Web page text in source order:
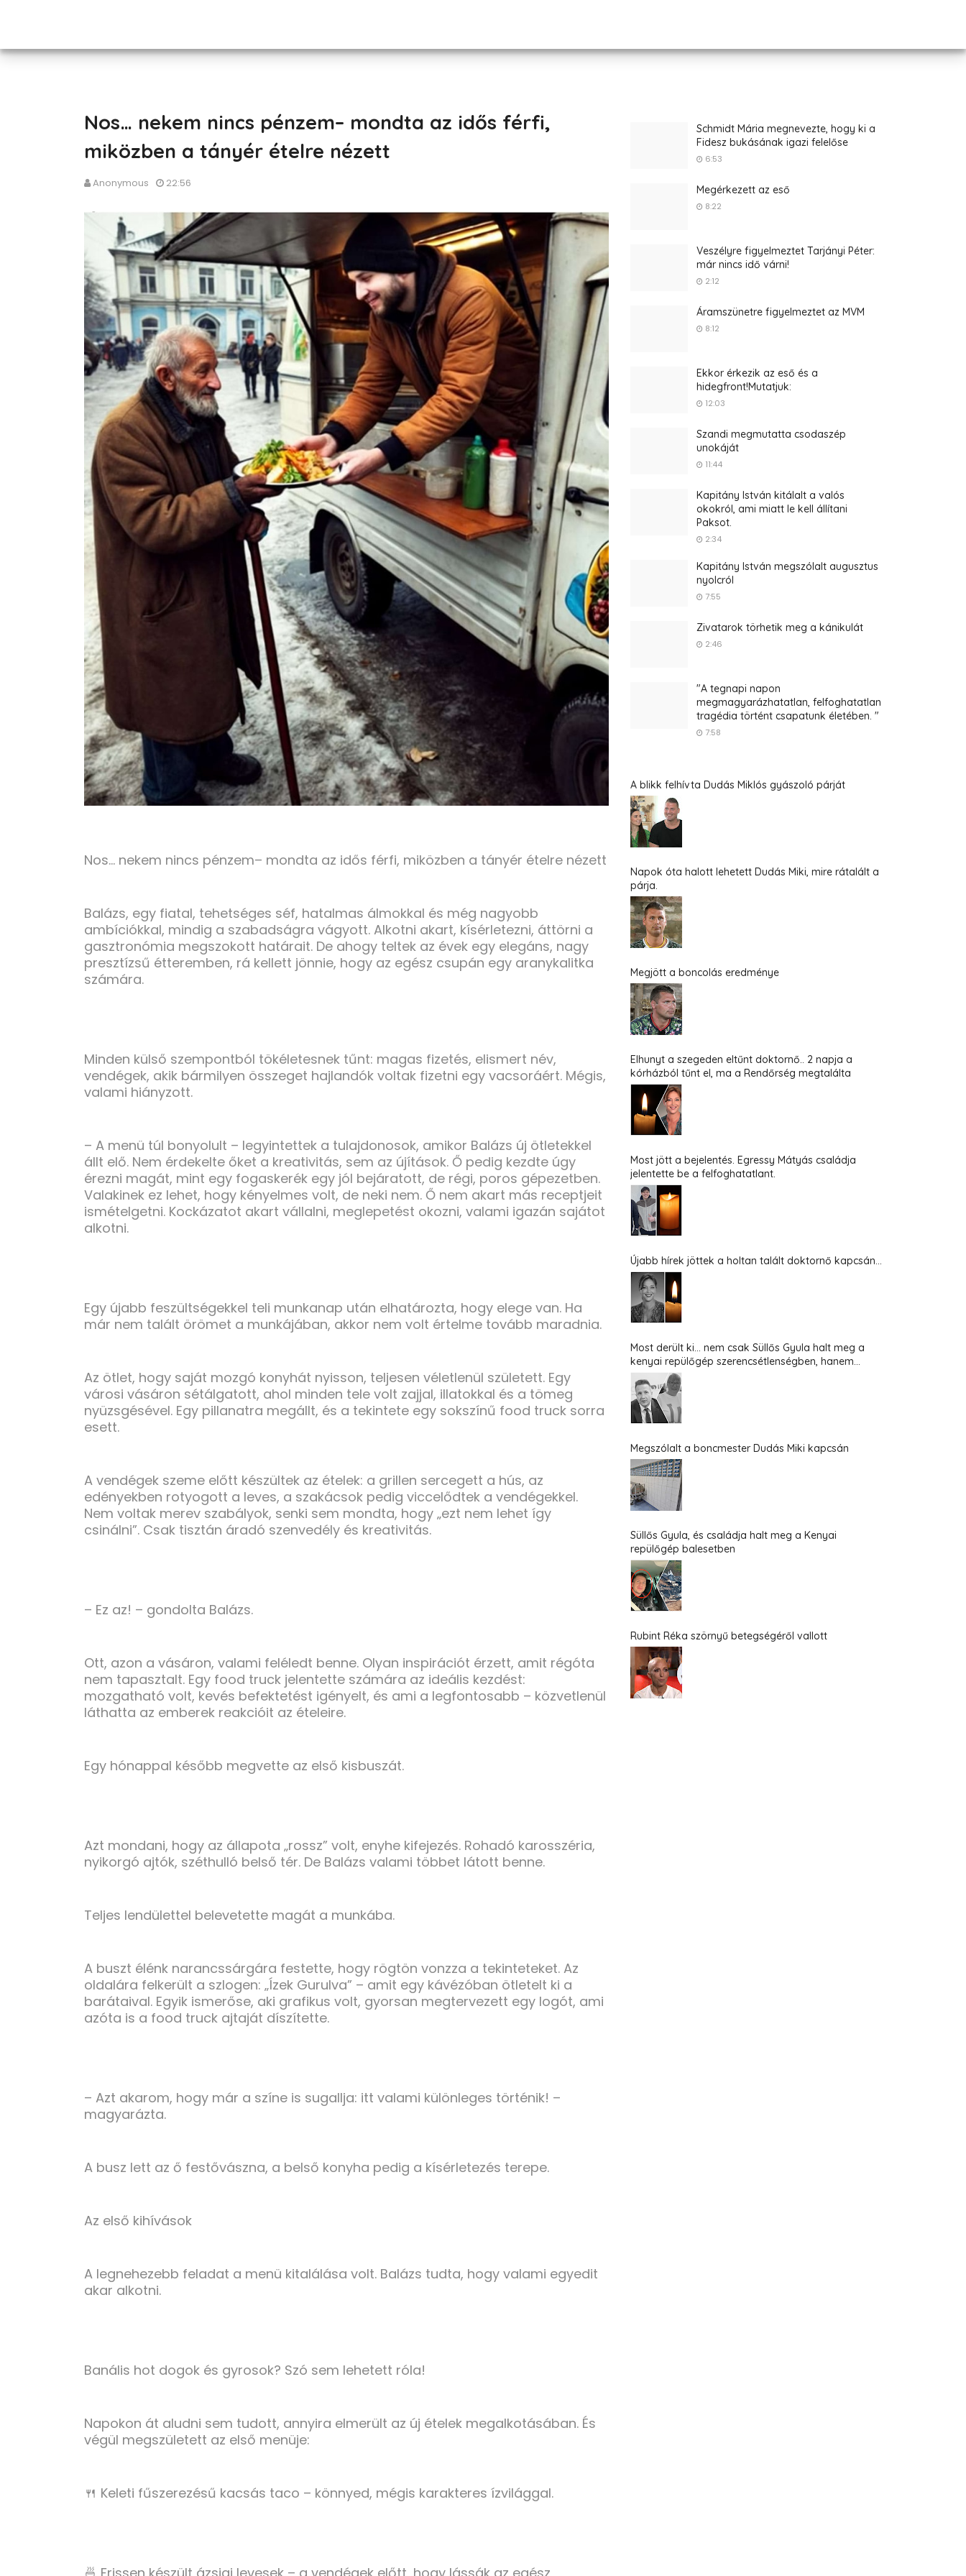
Nos… nekem nincs pénzem– mondta az idős férfi,
miközben a tányér ételre nézett
Anonymous 22:56
Nos… nekem nincs pénzem– mondta az idős férfi, miközben a tányér ételre nézett
Balázs, egy fiatal, tehetséges séf, hatalmas álmokkal és még nagyobb
ambíciókkal, mindig a szabadságra vágyott. Alkotni akart, kísérletezni, áttörni a
gasztronómia megszokott határait. De ahogy teltek az évek egy elegáns, nagy
presztízsű étteremben, rá kellett jönnie, hogy az egész csupán egy aranykalitka
számára.
Minden külső szempontból tökéletesnek tűnt: magas fizetés, elismert név,
vendégek, akik bármilyen összeget hajlandók voltak fizetni egy vacsoráért. Mégis,
valami hiányzott.
– A menü túl bonyolult – legyintettek a tulajdonosok, amikor Balázs új ötletekkel
állt elő. Nem érdekelte őket a kreativitás, sem az újítások. Ő pedig kezdte úgy
érezni magát, mint egy fogaskerék egy jól bejáratott, de régi, poros gépezetben.
Valakinek ez lehet, hogy kényelmes volt, de neki nem. Ő nem akart más receptjeit
ismételgetni. Kockázatot akart vállalni, meglepetést okozni, valami igazán sajátot
alkotni.
Egy újabb feszültségekkel teli munkanap után elhatározta, hogy elege van. Ha
már nem talált örömet a munkájában, akkor nem volt értelme tovább maradnia.
Az ötlet, hogy saját mozgó konyhát nyisson, teljesen véletlenül született. Egy
városi vásáron sétálgatott, ahol minden tele volt zajjal, illatokkal és a tömeg
nyüzsgésével. Egy pillanatra megállt, és a tekintete egy sokszínű food truck sorra
esett.
A vendégek szeme előtt készültek az ételek: a grillen sercegett a hús, az
edényekben rotyogott a leves, a szakácsok pedig viccelődtek a vendégekkel.
Nem voltak merev szabályok, senki sem mondta, hogy „ezt nem lehet így
csinálni”. Csak tisztán áradó szenvedély és kreativitás.
– Ez az! – gondolta Balázs.
Ott, azon a vásáron, valami feléledt benne. Olyan inspirációt érzett, amit régóta
nem tapasztalt. Egy food truck jelentette számára az ideális kezdést:
mozgatható volt, kevés befektetést igényelt, és ami a legfontosabb – közvetlenül
láthatta az emberek reakcióit az ételeire.
Egy hónappal később megvette az első kisbuszát.
Azt mondani, hogy az állapota „rossz” volt, enyhe kifejezés. Rohadó karosszéria,
nyikorgó ajtók, széthulló belső tér. De Balázs valami többet látott benne.
Teljes lendülettel belevetette magát a munkába.
A buszt élénk narancssárgára festette, hogy rögtön vonzza a tekinteteket. Az
oldalára felkerült a szlogen: „Ízek Gurulva” – amit egy kávézóban ötletelt ki a
barátaival. Egyik ismerőse, aki grafikus volt, gyorsan megtervezett egy logót, ami
azóta is a food truck ajtaját díszítette.
– Azt akarom, hogy már a színe is sugallja: itt valami különleges történik! –
magyarázta.
A busz lett az ő festővászna, a belső konyha pedig a kísérletezés terepe.
Az első kihívások
A legnehezebb feladat a menü kitalálása volt. Balázs tudta, hogy valami egyedit
akar alkotni.
Banális hot dogok és gyrosok? Szó sem lehetett róla!
Napokon át aludni sem tudott, annyira elmerült az új ételek megalkotásában. És
végül megszületett az első menüje:
🍴 Keleti fűszerezésű kacsás taco – könnyed, mégis karakteres ízvilággal.
Schmidt Mária megnevezte, hogy ki a
Fidesz bukásának igazi felelőse
6:53
Megérkezett az eső
8:22
Veszélyre figyelmeztet Tarjányi Péter:
már nincs idő várni!
2:12
Áramszünetre figyelmeztet az MVM
8:12
Ekkor érkezik az eső és a
hidegfront!Mutatjuk:
12:03
Szandi megmutatta csodaszép
unokáját
11:44
Kapitány István kitálalt a valós
okokról, ami miatt le kell állítani
Paksot.
2:34
Kapitány István megszólalt augusztus
nyolcról
7:55
Zivatarok törhetik meg a kánikulát
2:46
"A tegnapi napon
megmagyarázhatatlan, felfoghatatlan
tragédia történt csapatunk életében. "
7:58
A blikk felhívta Dudás Miklós gyászoló párját
Napok óta halott lehetett Dudás Miki, mire rátalált a
párja.
Megjött a boncolás eredménye
Elhunyt a szegeden eltűnt doktornő.. 2 napja a
kórházból tűnt el, ma a Rendőrség megtalálta
Most jött a bejelentés. Egressy Mátyás családja
jelentette be a felfoghatatlant.
Újabb hírek jöttek a holtan talált doktornő kapcsán...
Most derült ki... nem csak Süllős Gyula halt meg a
kenyai repülőgép szerencsétlenségben, hanem...
Megszólalt a boncmester Dudás Miki kapcsán
Süllős Gyula, és családja halt meg a Kenyai
repülőgép balesetben
Rubint Réka szörnyű betegségéről vallott